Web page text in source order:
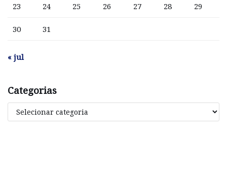
23 24 25 26 27 28 29
30 31
« jul
Categorias